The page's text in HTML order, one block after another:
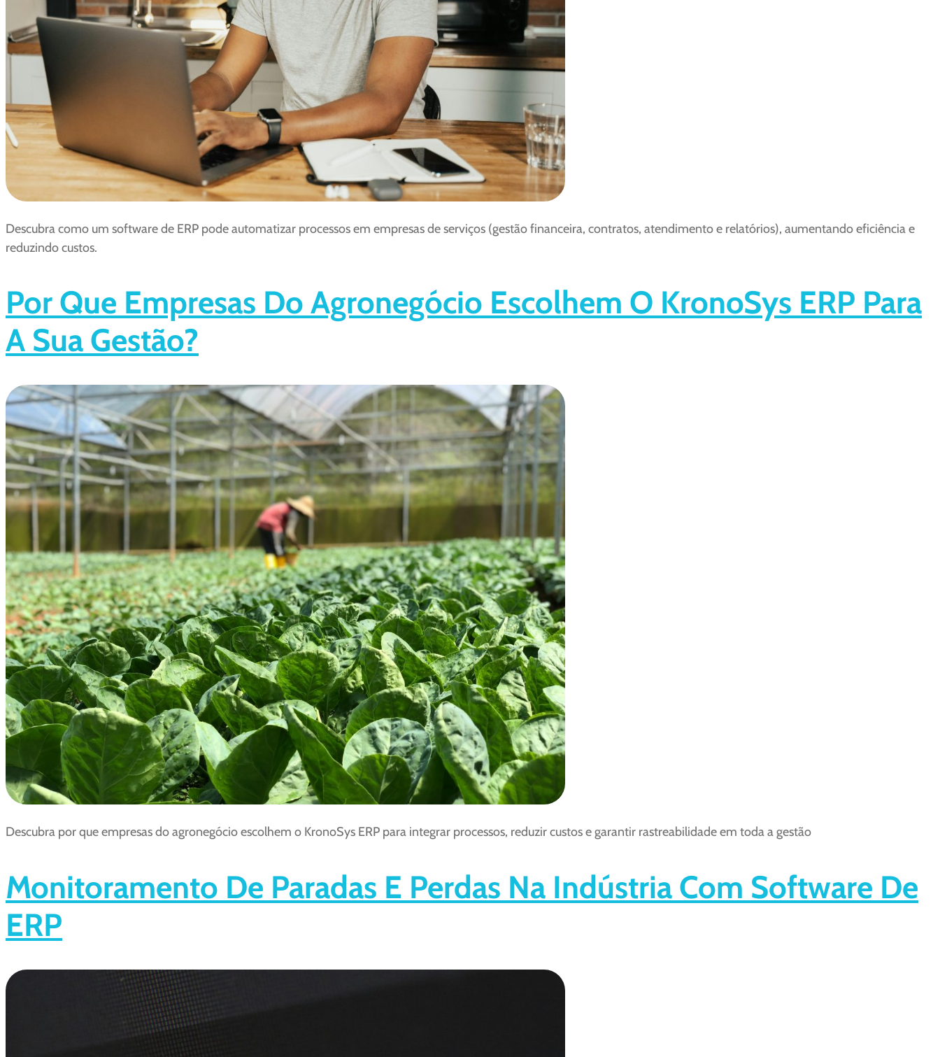
Descubra como um software de ERP pode automatizar processos em empresas de serviços (gestão financeira, contratos, atendimento e relatórios), aumentando eficiência e
reduzindo custos.
Por Que Empresas Do Agronegócio Escolhem O KronoSys ERP Para
A Sua Gestão?
Descubra por que empresas do agronegócio escolhem o KronoSys ERP para integrar processos, reduzir custos e garantir rastreabilidade em toda a gestão
Monitoramento De Paradas E Perdas Na Indústria Com Software De
ERP